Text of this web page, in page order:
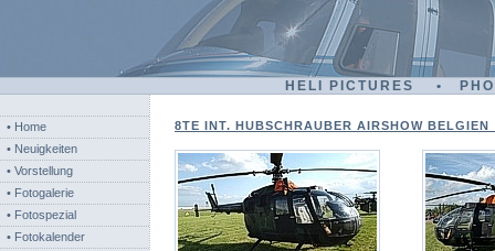
HELI PICTURES •
• Home
• Neuigkeiten
• Vorstellung
• Fotogalerie
• Fotospezial
• Fotokalender
8TE INT. HUBSCHRAUBER AIRSHOW